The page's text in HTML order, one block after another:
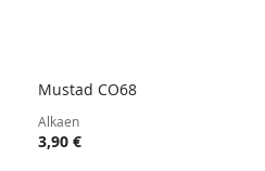
Mustad CO68
Alkaen
3,90 €